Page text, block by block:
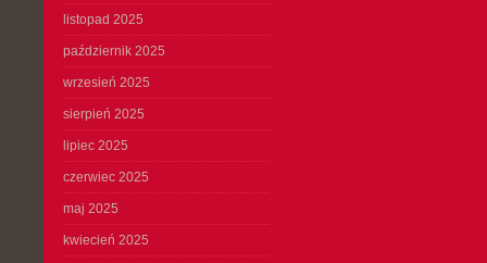
listopad 2025
październik 2025
wrzesień 2025
sierpień 2025
lipiec 2025
czerwiec 2025
maj 2025
kwiecień 2025